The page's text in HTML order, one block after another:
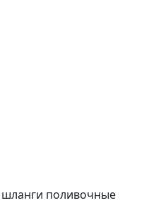
поливочные